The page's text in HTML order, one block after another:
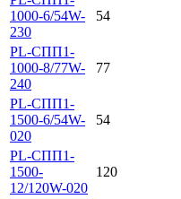
1000-6/54W-
230
54
PL-СПП1-
1000-8/77W-
240
77
PL-СПП1-
1500-6/54W-
020
54
PL-СПП1-
1500-
12/120W-020
120